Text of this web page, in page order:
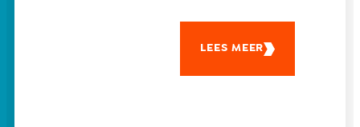
LEES MEER